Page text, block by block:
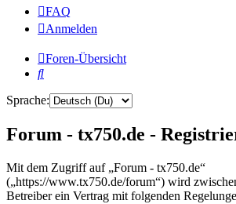
FAQ
Anmelden
Foren-Übersicht
Suche
Sprache:
Forum - tx750.de -
Mit dem Zugriff auf „Forum - tx750.de“
(„https://www.tx750.de/forum“) wird
Betreiber ein Vertrag mit folgenden